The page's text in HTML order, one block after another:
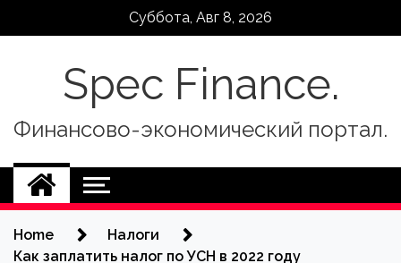
Суббота, Авг 8, 2026
Spec Finance.
Финансово-экономический портал.
Home
Налоги
Как заплатить налог по УСН в 2022 году